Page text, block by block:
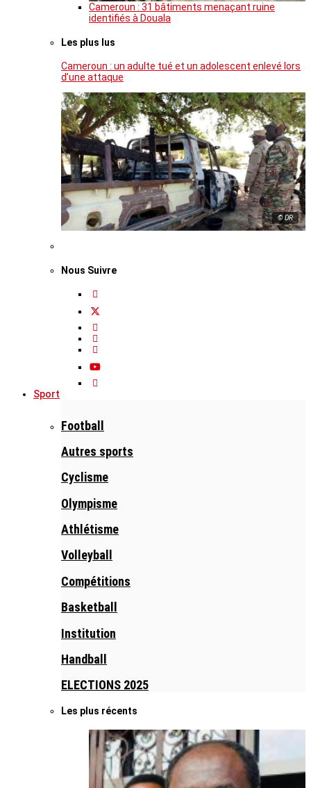
Cameroun : 31 bâtiments menaçant ruine
identifiés à Douala
Les plus lus
Cameroun : un adulte tué et un adolescent enlevé lors
d’une attaque
© DR
Nous Suivre
Sport
Football
Autres sports
Cyclisme
Olympisme
Athlétisme
Volleyball
Compétitions
Basketball
Institution
Handball
ELECTIONS 2025
Les plus récents